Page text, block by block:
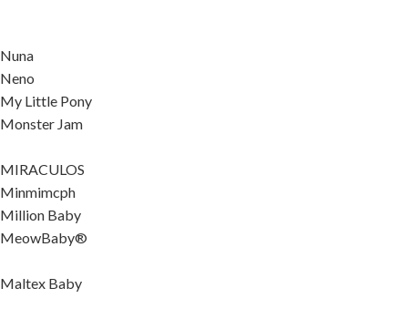
Nuna
Neno
My Little Pony
Monster Jam
MIRACULOS
Minmimcph
Million Baby
MeowBaby®
Maltex Baby